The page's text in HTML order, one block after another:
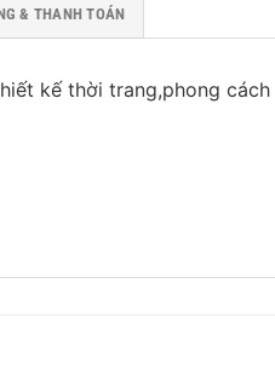
& THANH TOÁN
kế thời trang,phong cách